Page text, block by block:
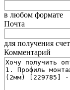
в любом формате
Почта
для получения
Комментарий